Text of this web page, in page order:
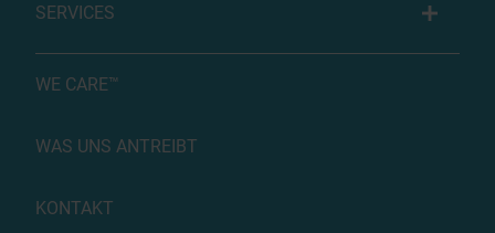
SERVICES
WE CARE™
WAS UNS ANTREIBT
KONTAKT